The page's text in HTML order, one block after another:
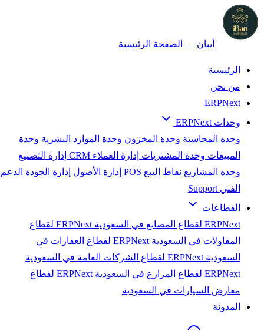
أيبان — الصفحة الرئيسية
الرئيسية
من نحن
ERPNext
وحدات ERPNext
وحدة المحاسبة وحدة المخزون وحدة الموارد البشرية وحدة
المبيعات وحدة المشتريات إدارة العملاء CRM
إدارة التصنيع
وحدة المشاريع نقاط البيع POS إدارة الأصول إدارة الجودة الدعم
الفني Support
القطاعات
ERPNext لقطاع المصانع في السعودية
ERPNext لقطاع
المقاولات في السعودية
ERPNext لقطاع العقارات في
السعودية ERPNext لقطاع الشركات العامة في السعودية
ERPNext لقطاع المزارع في السعودية
ERPNext لقطاع
معارض السيارات في السعودية
المدونة